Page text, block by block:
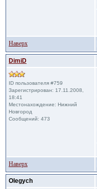
Наверх
DimiD
ID пользователя #759
Зарегистрирован: 17.11.2008,
18:41
Местонахождение: Нижний
Новгород
Сообщений: 473
Наверх
Olegych